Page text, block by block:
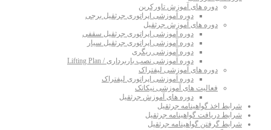
دوره های آموزش تاورکرین
دوره آموزشی اپراتوری جرثقیل برجی
دوره های آموزش جرثقیل
دوره آموزشی اپراتوری جرثقیل سقفی
دوره آموزشی اپراتوری جرثقیل سیار
دوره آموزشی ریگری
دوره آموزشی نصب باربرداری / Lifting Plan
دوره های آموزشی لیفتراک
دوره آموزشی اپراتوری لیفتراک
فعالیت های آموزشی نیکاتک
دوره های آموزش جرثقیل
شرایط اخذ گواهینامه جرثقیل
شرایط دریافت گواهینامه جرثقیل
شرایط گرفتن گواهینامه جرثقیل